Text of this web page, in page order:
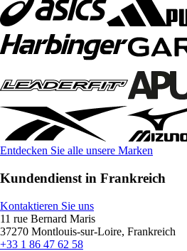
Entdecken Sie alle unsere Marken
Kundendienst in Frankreich
Kontaktieren Sie uns
11 rue Bernard Maris
37270 Montlouis-sur-Loire, Frankreich
+33 1 86 47 62 58